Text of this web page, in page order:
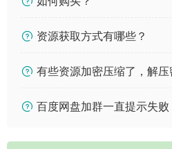
资源获取方式有哪些？
有些资源加密压缩了，解压
百度网盘加群一直提示失败